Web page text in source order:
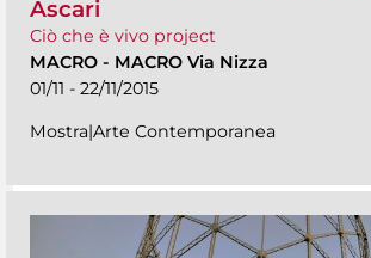
Ascari
Ciò che è vivo project
MACRO - MACRO Via Nizza
01/11 - 22/11/2015
Mostra|Arte Contemporanea